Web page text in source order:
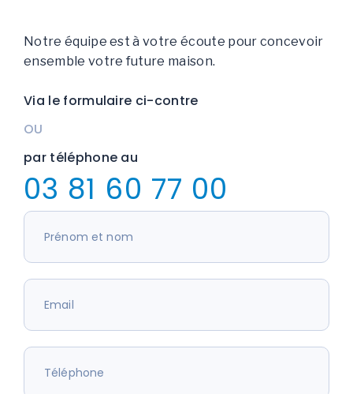
Notre équipe est à votre écoute pour concevoir
ensemble votre future maison.
Via le formulaire ci-contre
OU
par téléphone au
03 81 60 77 00